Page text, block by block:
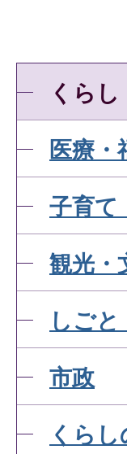
くらし
医療・
子育て
観光・
しご
市政
くら